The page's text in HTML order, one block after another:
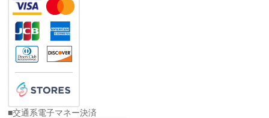
■交通系電子マネー決済